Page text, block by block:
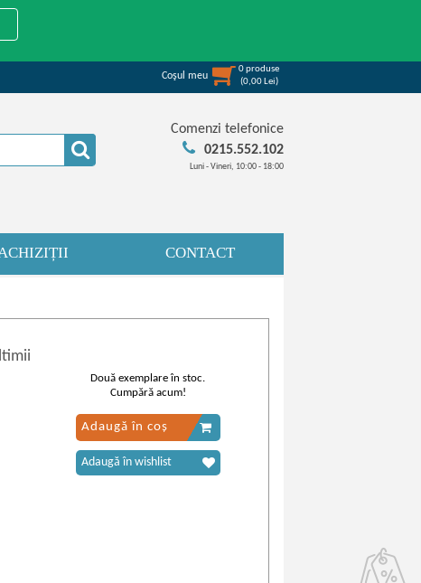
Coşul meu
0produse
(0,00 Lei)
Comenzi telefonice
0215.552.102
Luni - Vineri, 10:00 - 18:00
CONTACT
Două exemplare în stoc.
Cumpără acum!
Adaugă în coș
Adaugă în wishlist